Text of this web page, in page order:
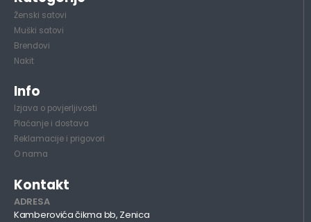
Ženski satovi
Muški satovi
Brendovi
Nakit
Info
Izjava o povjerljivosti
Plaćanje i dostava
Reklamacije i prigovori
O nama
Kontakt
ADRESA
Kamberovića čikma bb, Zenica